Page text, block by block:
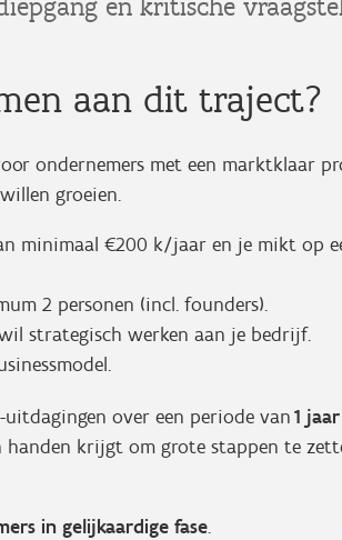
aan dit traject?
ondernemers met een marktklaar
groeien.
minimaal €200 k/jaar en je mikt op
2 personen (incl. founders).
strategisch werken aan je bedrijf.
over een periode van1 jaar
handen krijgt om grote stappen te
in gelijkaardige fase.